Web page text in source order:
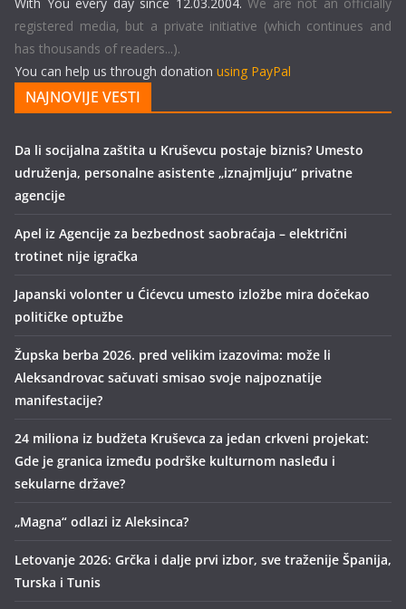
registered media, but a private initiative (which continues and
has thousands of readers...).
You can help us through donation using PayPal
NAJNOVIJE VESTI
Da li socijalna zaštita u Kruševcu postaje biznis? Umesto
udruženja, personalne asistente „iznajmljuju“ privatne
agencije
Apel iz Agencije za bezbednost saobraćaja – električni
trotinet nije igračka
Japanski volonter u Ćićevcu umesto izložbe mira dočekao
političke optužbe
Župska berba 2026. pred velikim izazovima: može li
Aleksandrovac sačuvati smisao svoje najpoznatije
manifestacije?
24 miliona iz budžeta Kruševca za jedan crkveni projekat:
Gde je granica između podrške kulturnom nasleđu i
sekularne države?
„Magna“ odlazi iz Aleksinca?
Letovanje 2026: Grčka i dalje prvi izbor, sve traženije Španija,
Turska i Tunis